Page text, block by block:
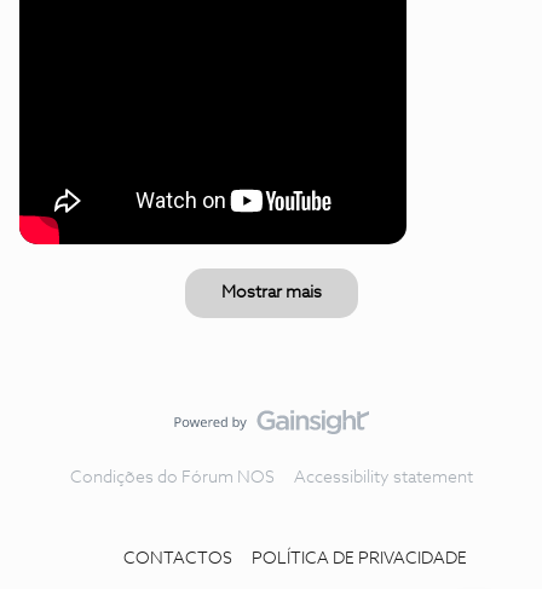
Mostrar mais
Condições do Fórum NOS Accessibility statement
CONTACTOS POLÍTICA DE PRIVACIDADE